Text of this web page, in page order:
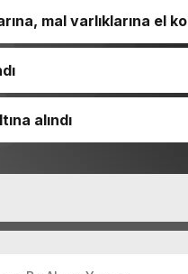
mal varlıklarına el
alındı